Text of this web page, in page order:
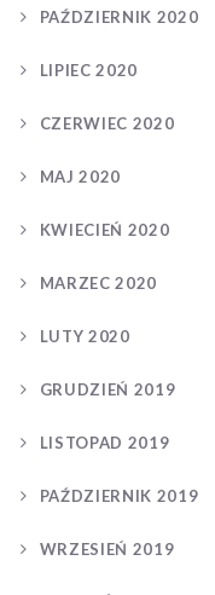
PAŹDZIERNIK 2020
LIPIEC 2020
CZERWIEC 2020
MAJ 2020
KWIECIEŃ 2020
MARZEC 2020
LUTY 2020
GRUDZIEŃ 2019
LISTOPAD 2019
PAŹDZIERNIK 2019
WRZESIEŃ 2019